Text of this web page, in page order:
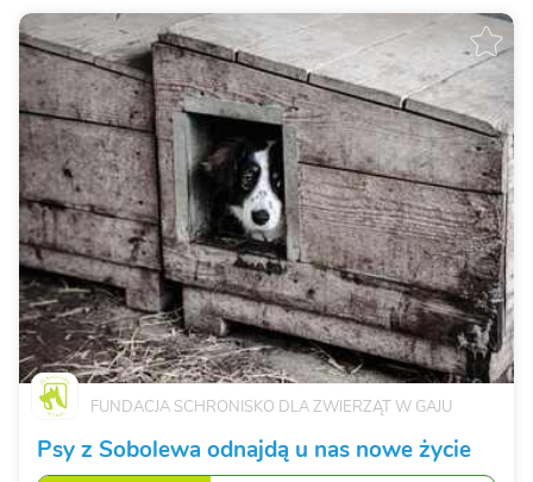
FUNDACJA SCHRONISKO DLA ZWIERZĄT W GAJU
Psy z Sobolewa odnajdą u nas nowe życie